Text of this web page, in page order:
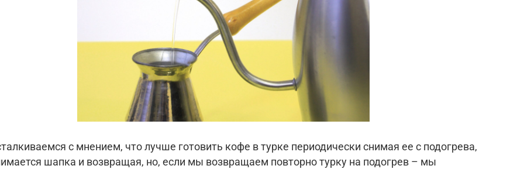
с мнением, что лучше готовить кофе в турке периодически снимая ее с подогрева,
шапка и возвращая, но, если мы возвращаем повторно турку на подогрев – мы